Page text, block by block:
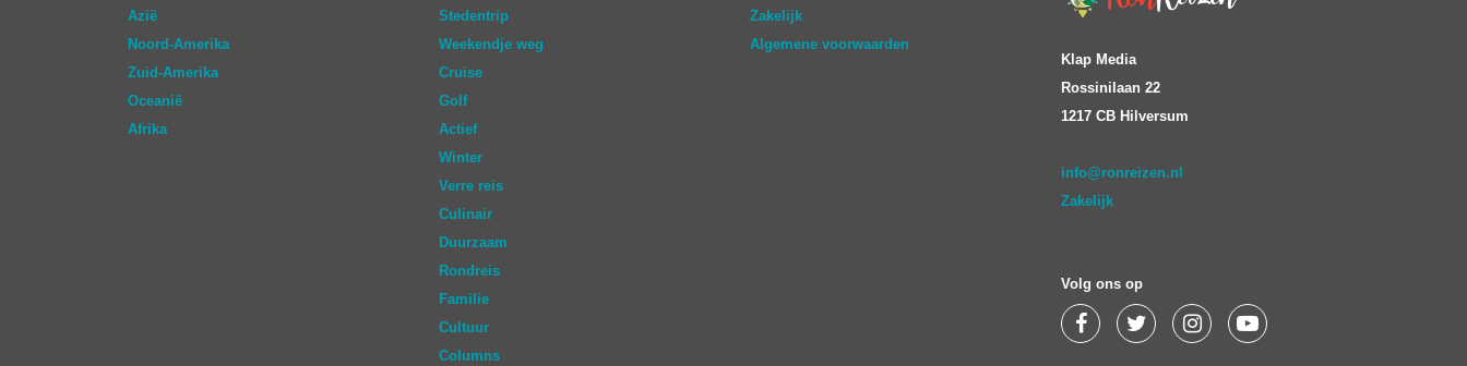
Azië
Noord-Amerika
Zuid-Amerika
Oceanië
Afrika
Stedentrip
Weekendje weg
Cruise
Golf
Actief
Winter
Verre reis
Culinair
Duurzaam
Rondreis
Familie
Cultuur
Columns
Zakelijk
Algemene voorwaarden
Klap Media
Rossinilaan 22
1217 CB Hilversum
info@ronreizen.nl
Zakelijk
Volg ons op